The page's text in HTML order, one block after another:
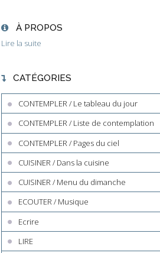
À PROPOS
Lire la suite
CATÉGORIES
CONTEMPLER / Le tableau du jour
CONTEMPLER / Liste de contemplation
CONTEMPLER / Pages du ciel
CUISINER / Dans la cuisine
CUISINER / Menu du dimanche
ECOUTER / Musique
Ecrire
LIRE